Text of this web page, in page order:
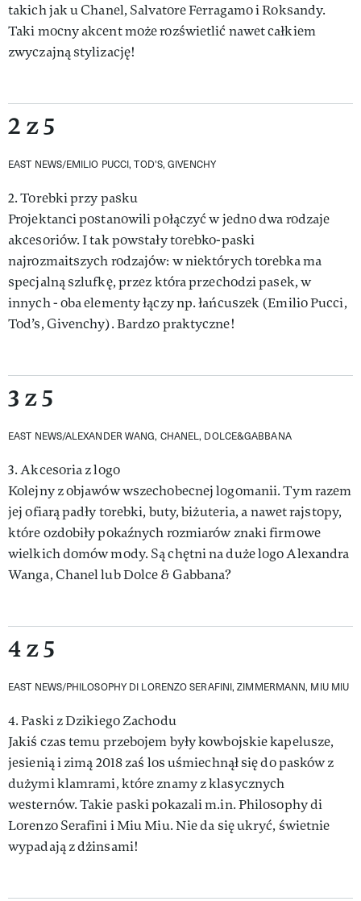
takich jak u Chanel, Salvatore Ferragamo i Roksandy.
Taki mocny akcent może rozświetlić nawet całkiem
zwyczajną stylizację!
2 z 5
EAST NEWS/EMILIO PUCCI, TOD'S, GIVENCHY
2. Torebki przy pasku
Projektanci postanowili połączyć w jedno dwa rodzaje
akcesoriów. I tak powstały torebko-paski
najrozmaitszych rodzajów: w niektórych torebka ma
specjalną szlufkę, przez która przechodzi pasek, w
innych - oba elementy łączy np. łańcuszek (Emilio Pucci,
Tod’s, Givenchy). Bardzo praktyczne!
3 z 5
EAST NEWS/ALEXANDER WANG, CHANEL, DOLCE&GABBANA
3. Akcesoria z logo
Kolejny z objawów wszechobecnej logomanii. Tym razem
jej ofiarą padły torebki, buty, biżuteria, a nawet rajstopy,
które ozdobiły pokaźnych rozmiarów znaki firmowe
wielkich domów mody. Są chętni na duże logo Alexandra
Wanga, Chanel lub Dolce & Gabbana?
4 z 5
EAST NEWS/PHILOSOPHY DI LORENZO SERAFINI, ZIMMERMANN, MIU MIU
4. Paski z Dzikiego Zachodu
Jakiś czas temu przebojem były kowbojskie kapelusze,
jesienią i zimą 2018 zaś los uśmiechnął się do pasków z
dużymi klamrami, które znamy z klasycznych
westernów. Takie paski pokazali m.in. Philosophy di
Lorenzo Serafini i Miu Miu. Nie da się ukryć, świetnie
wypadają z dżinsami!